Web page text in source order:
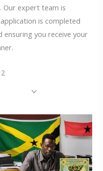
Our expert team is
is completed
ensuring you receive your